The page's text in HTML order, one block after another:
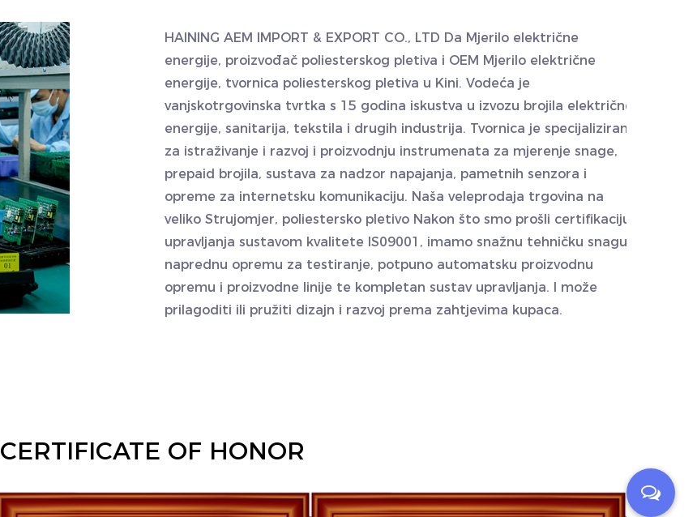
HAINING AEM IMPORT & EXPORT CO., LTD Da Mjerilo električne
energije, proizvođač poliesterskog pletiva i OEM Mjerilo električne
energije, tvornica poliesterskog pletiva u Kini. Vodeća je
vanjskotrgovinska tvrtka s 15 godina iskustva u izvozu brojila električne
energije, sanitarija, tekstila i drugih industrija. Tvornica je specijalizirana
za istraživanje i razvoj i proizvodnju instrumenata za mjerenje snage,
prepaid brojila, sustava za nadzor napajanja, pametnih senzora i
opreme za internetsku komunikaciju. Naša veleprodaja trgovina na
veliko Strujomjer, poliestersko pletivo Nakon što smo prošli certifikaciju
upravljanja sustavom kvalitete IS09001, imamo snažnu tehničku snagu,
naprednu opremu za testiranje, potpuno automatsku proizvodnu
opremu i proizvodne linije te kompletan sustav upravljanja. I može
prilagoditi ili pružiti dizajn i razvoj prema zahtjevima kupaca.
CERTIFICATE OF HONOR